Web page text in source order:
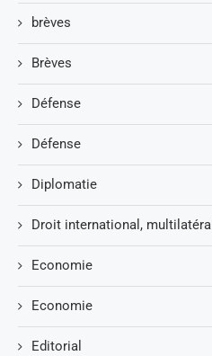
brèves
Brèves
Défense
Défense
Diplomatie
Droit international, multilatéral
Economie
Economie
Editorial